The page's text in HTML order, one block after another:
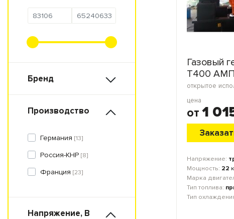
Бренд
Производство
Германия [13]
Россия-КНР [8]
Франция [23]
Напряжение, В
Газовый
Т400
цена
от 1
Напряжение:
Мощность: 22
Марка
Тип топлива:
Тип